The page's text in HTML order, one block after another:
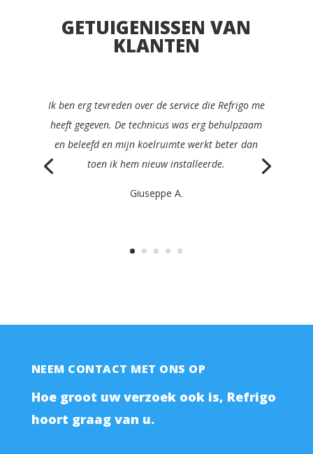
GETUIGENISSEN VAN
KLANTEN
Ik zou Refrigo met plezier aanbevelen aan elke
manager in de cateringsector. Ze waren snel,
duidelijk, efficiënt en erg vriendelijk en
repareerden mijn machine nog dezelfde dag.
Philippe K.
NEEM CONTACT MET ONS OP
Hoe groot uw verzoek ook is, Refrigo
hoort graag van u.